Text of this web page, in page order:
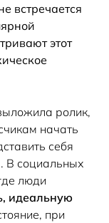
встречается
этот
ролик,
начать
себя
В социальных
люди
идеальную
при